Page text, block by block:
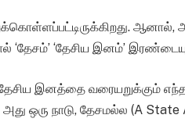
ஆனால்,
‘தேசிய இனம்’
இனத்தை வரையறுக்கும் எந்த
ஒரு நாடு, தேசமல்ல (A State